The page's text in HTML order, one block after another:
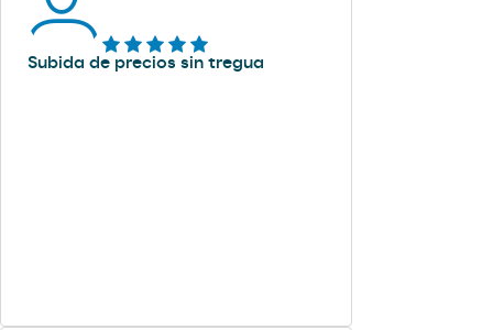
Subida de precios sin tregua